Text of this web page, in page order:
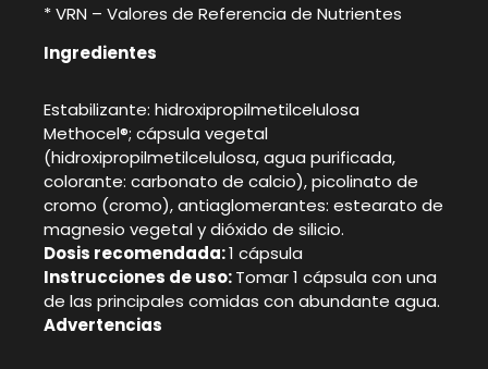
* VRN – Valores de Referencia de Nutrientes
Ingredientes
Estabilizante: hidroxipropilmetilcelulosa
Methocel®; cápsula vegetal
(hidroxipropilmetilcelulosa, agua purificada,
colorante: carbonato de calcio), picolinato de
cromo (cromo), antiaglomerantes: estearato de
magnesio vegetal y dióxido de silicio.
Dosis recomendada:1 cápsula
Instrucciones de uso:Tomar 1 cápsula con una
de las principales comidas con abundante agua.
Advertencias